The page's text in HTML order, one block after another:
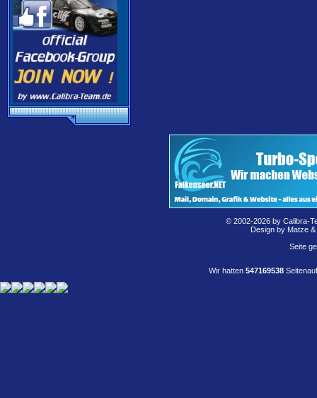
© 2002-2026 by Calibra-
Design by Matze
Seite
Wir hatten 547169538